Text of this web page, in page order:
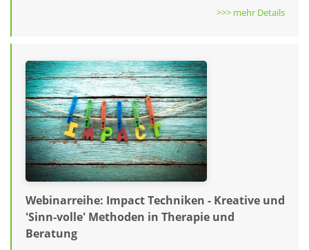
>>> mehr Details
Webinarreihe: Impact Techniken - Kreative und
′Sinn-volle′ Methoden in Therapie und
Beratung